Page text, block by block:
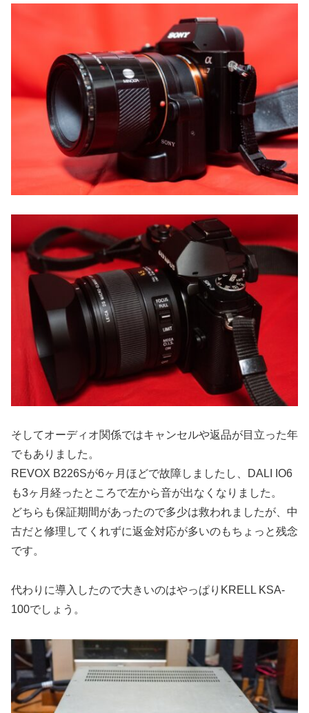
そしてオーディオ関係ではキャンセルや返品が目立った年
でもありました。
REVOX B226Sが6ヶ月ほどで故障しましたし、DALI IO6
も3ヶ月経ったところで左から音が出なくなりました。
どちらも保証期間があったので多少は救われましたが、中
古だと修理してくれずに返金対応が多いのもちょっと残念
です。
代わりに導入したので大きいのはやっぱりKRELL KSA-
100でしょう。